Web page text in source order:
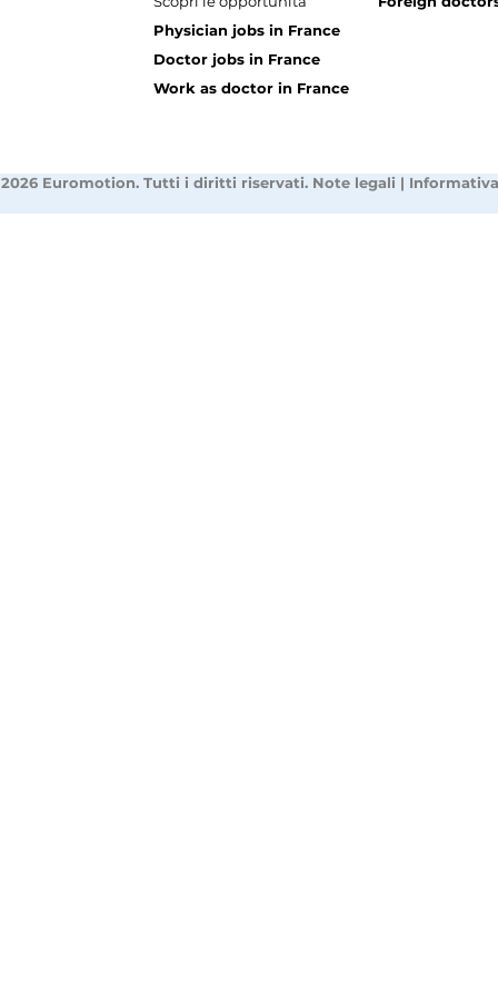
Physician jobs in France
Doctor jobs in France
Work as doctor in France
Euromotion. Tutti i diritti riservati. Note legali |